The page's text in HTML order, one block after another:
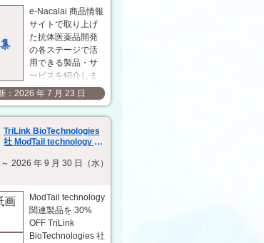
e-Nacalai 商品情報
サイトで取り上げ
た抗体医薬品開発
の各ステージで活
用できる製品・サ
ービスを紹介しま
す。研究開発の効
率化と成果の最大
化に向けて、用途
や目的に応じた最
適な製品・サービ
トします。 抗原作
社 複数回膜貫通型
タンパク質
2026 年 7 月 23 日
TriLink BioTechnologies
社 ModTail technology 関
ーン
～ 2026 年 9 月 30 日（水）
ModTail technology
関連製品を 30%
OFF TriLink
BioTechnologies 社